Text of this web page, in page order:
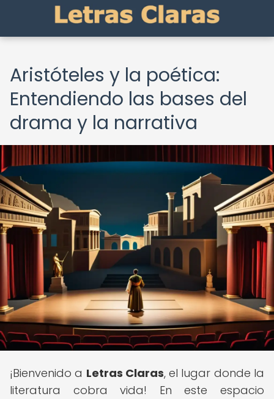
Aristóteles y la poética:
Entendiendo las bases del
drama y la narrativa
¡Bienvenido a Letras Claras, el lugar donde la
literatura cobra vida! En este espacio